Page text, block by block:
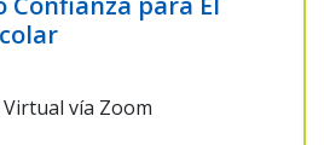
vía Zoom